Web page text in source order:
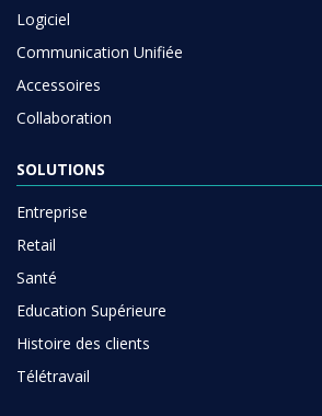
Logiciel
Communication Unifiée
Accessoires
Collaboration
SOLUTIONS
Entreprise
Retail
Santé
Education Supérieure
Histoire des clients
Télétravail